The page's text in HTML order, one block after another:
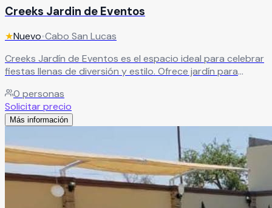
Creeks Jardin de Eventos
★Nuevo•Cabo San Lucas
Creeks Jardín de Eventos es el espacio ideal para celebrar
fiestas llenas de diversión y estilo. Ofrece jardín para
niños, creando el ambiente perfecto para celebraciones
familiares e infantiles inolvidables.
0 personas
Solicitar precio
Más información